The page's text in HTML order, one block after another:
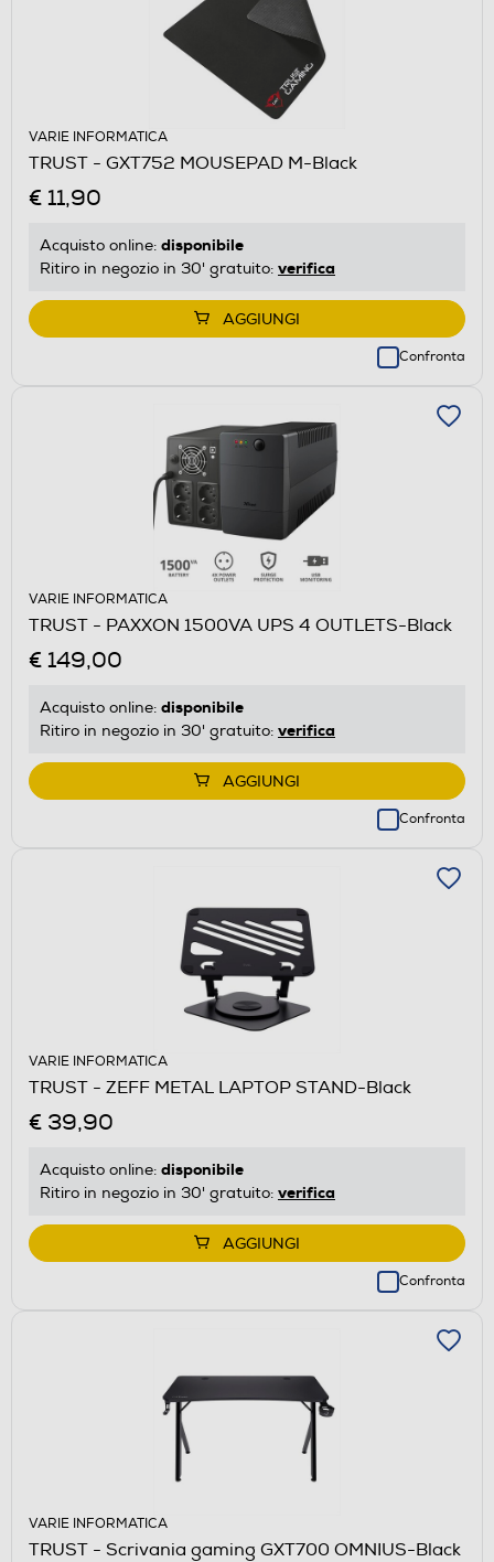
VARIE INFORMATICA
TRUST - GXT752 MOUSEPAD M-Black
€ 11,90
Acquisto online: disponibile
Ritiro in negozio in 30' gratuito: verifica
AGGIUNGI
Confronta
VARIE INFORMATICA
TRUST - PAXXON 1500VA UPS 4 OUTLETS-Black
€ 149,00
Acquisto online: disponibile
Ritiro in negozio in 30' gratuito: verifica
AGGIUNGI
Confronta
VARIE INFORMATICA
TRUST - ZEFF METAL LAPTOP STAND-Black
€ 39,90
Acquisto online: disponibile
Ritiro in negozio in 30' gratuito: verifica
AGGIUNGI
Confronta
VARIE INFORMATICA
TRUST - Scrivania gaming GXT700 OMNIUS-Black